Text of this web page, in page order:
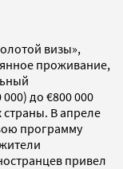
визы»,
проживание,
до €800 000
страны. В апреле
программу
привел